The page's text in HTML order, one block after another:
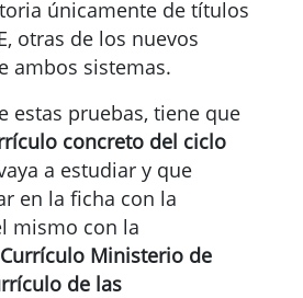
únicamente de títulos
otras de los nuevos
ambos sistemas.
estas pruebas, tiene que
concreto del ciclo
a estudiar y que
en la ficha con la
mismo con la
Currículo Ministerio de
de las